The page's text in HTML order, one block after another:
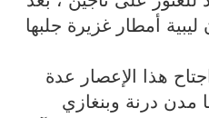
أمطار غزيرة جلبها
اجتاح هذا الإعصار عدة
مدن درنة وبنغازي